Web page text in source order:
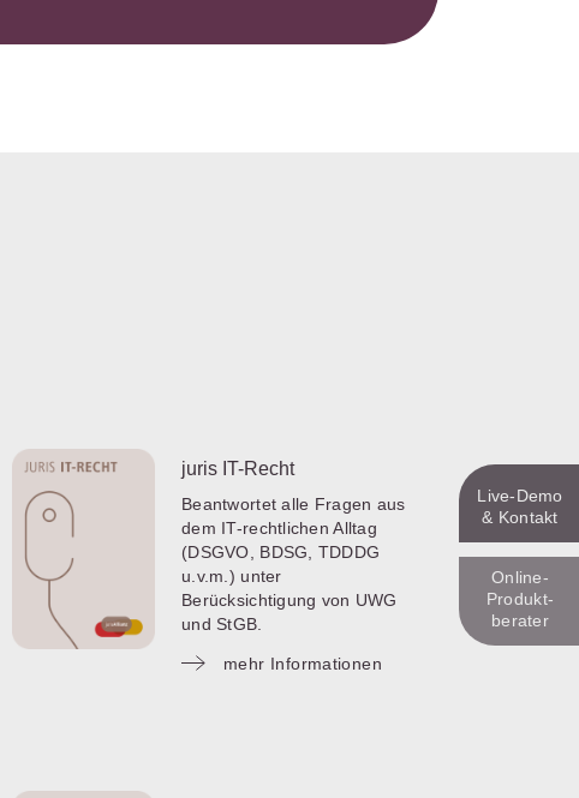
juris IT-Recht
Beantwortet alle Fragen aus
dem IT-rechtlichen Alltag
(DSGVO, BDSG, TDDDG
u.v.m.) unter
Berücksichtigung von UWG
und StGB.
mehr Informationen
Live‑Demo
& Kontakt
Online-
Produkt­
berater